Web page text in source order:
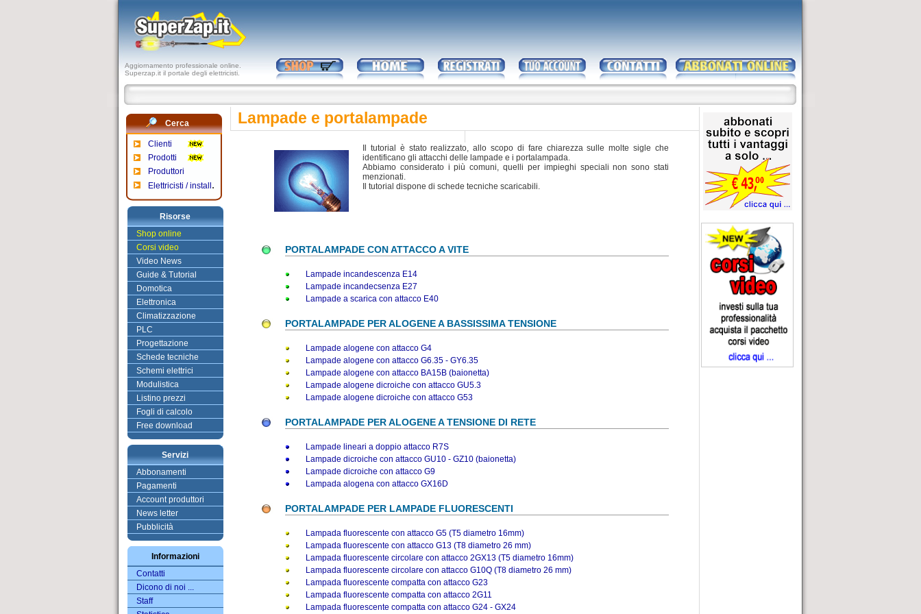
Aggiornamento professionale online.
Superzap.it il portale degli elettricisti.
Cerca
Clienti
Prodotti
Produttori
Elettricisti / install .
Risorse
Shop online
Corsi video
Video News
Guide & Tutorial
Domotica
Elettronica
Climatizzazione
PLC
Progettazione
Schede tecniche
Schemi elettrici
Modulistica
Listino prezzi
Fogli di calcolo
Free download
Servizi
Abbonamenti
Pagamenti
Account produttori
News letter
Pubblicità
Informazioni
Contatti
Dicono di noi ...
Staff
Lampade e portalampade
Il tutorial è stato realizzato, allo scopo di fare chiarezza sulle molte sigle che
identificano gli attacchi delle lampade e i portalampada.
Abbiamo considerato i più comuni, quelli per impieghi speciali non sono stati
menzionati.
Il tutorial dispone di schede tecniche scaricabili.
PORTALAMPADE CON ATTACCO A VITE
Lampade incandescenza E14
Lampade incandecsenza E27
Lampade a scarica con attacco E40
PORTALAMPADE PER ALOGENE A BASSISSIMA TENSIONE
Lampade alogene con attacco G4
Lampade alogene con attacco G6.35 - GY6.35
Lampade alogene con attacco BA15B (baionetta)
Lampade alogene dicroiche con attacco GU5.3
Lampade alogene dicroiche con attacco G53
PORTALAMPADE PER ALOGENE A TENSIONE DI RETE
Lampade lineari a doppio attacco R7S
Lampade dicroiche con attacco GU10 - GZ10 (baionetta)
Lampade dicroiche con attacco G9
Lampada alogena con attacco GX16D
PORTALAMPADE PER LAMPADE FLUORESCENTI
Lampada fluorescente con attacco G5 (T5 diametro 16mm)
Lampada fluorescente con attacco G13 (T8 diametro 26 mm)
Lampada fluorescente circolare con attacco 2GX13 (T5 diametro 16mm)
Lampada fluorescente circolare con attacco G10Q (T8 diametro 26 mm)
Lampada fluorescente compatta con attacco G23
Lampada fluorescente compatta con attacco 2G11
Lampada fluorescente compatta con attacco G24 - GX24